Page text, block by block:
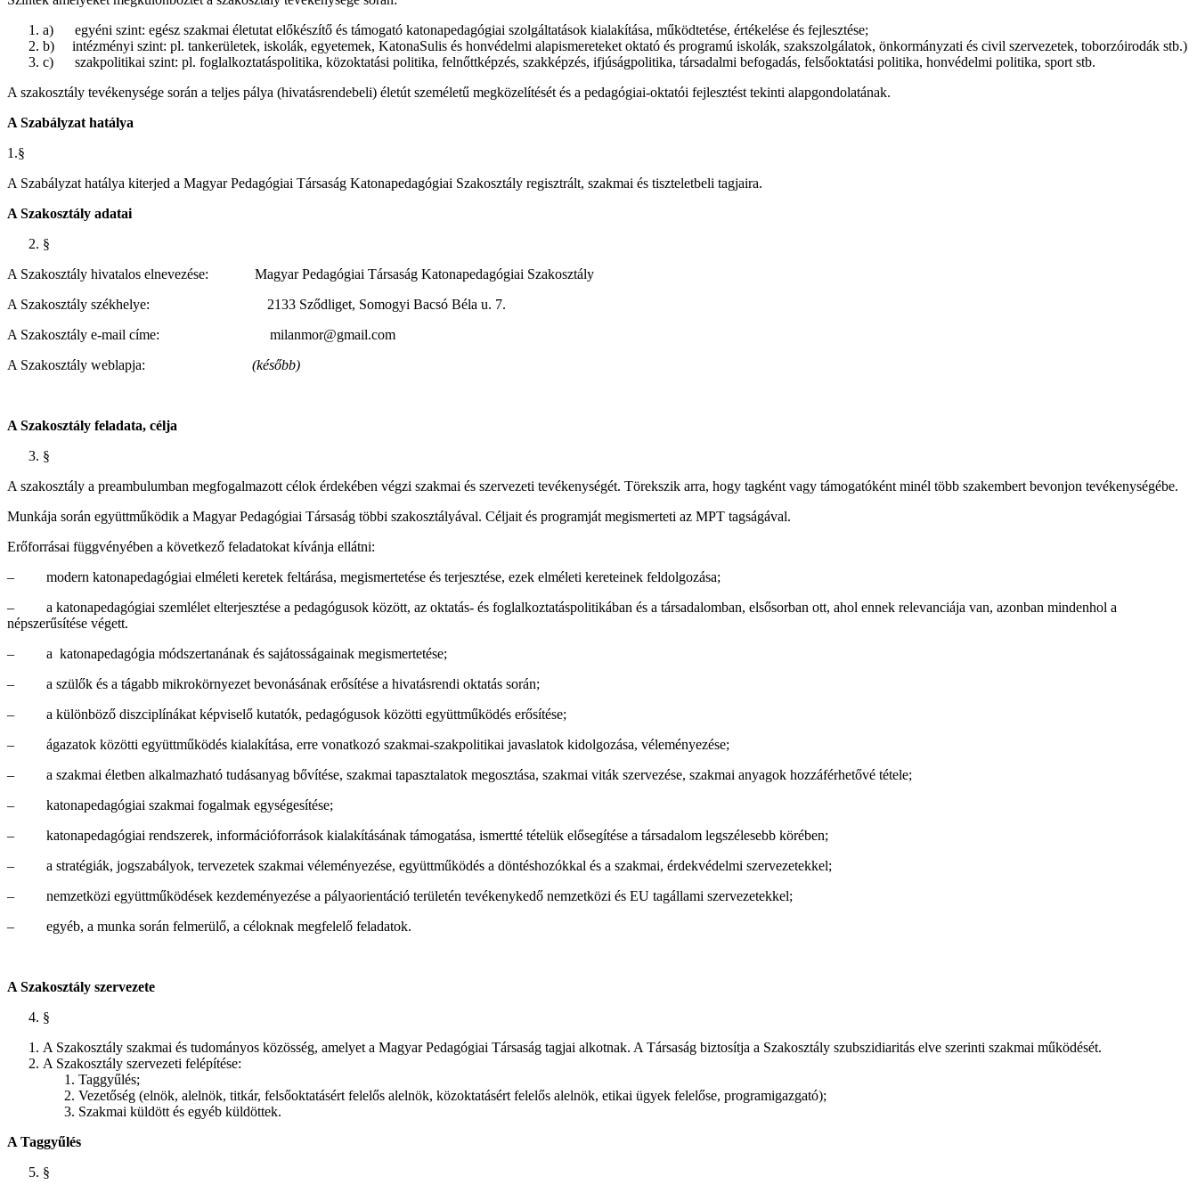
a) egyéni szint: egész szakmai életutat előkészítő és támogató katonapedagógiai szolgáltatások kialakítása, működtetése, értékelése és fejlesztése;
b) intézményi szint: pl. tankerületek, iskolák, egyetemek, KatonaSulis és honvédelmi alapismereteket oktató és programú iskolák, szakszolgálatok, önkormányzati és civil szervezetek, toborzóirodák stb.)
c) szakpolitikai szint: pl. foglalkoztatáspolitika, közoktatási politika, felnőttképzés, szakképzés, ifjúságpolitika, társadalmi befogadás, felsőoktatási politika, honvédelmi politika, sport stb.
A szakosztály tevékenysége során a teljes pálya (hivatásrendebeli) életút személetű megközelítését és a pedagógiai-oktatói fejlesztést tekinti alapgondolatának.
A Szabályzat hatálya
1.§
A Szabályzat hatálya kiterjed a Magyar Pedagógiai Társaság Katonapedagógiai Szakosztály regisztrált, szakmai és tiszteletbeli tagjaira.
A Szakosztály adatai
§
A Szakosztály hivatalos elnevezése: Magyar Pedagógiai Társaság Katonapedagógiai Szakosztály
A Szakosztály székhelye: 2133 Sződliget, Somogyi Bacsó Béla u. 7.
A Szakosztály e-mail címe: milanmor@gmail.com
A Szakosztály weblapja:
(később)
A Szakosztály feladata, célja
§
A szakosztály a preambulumban megfogalmazott célok érdekében végzi szakmai és szervezeti tevékenységét. Törekszik arra, hogy tagként vagy támogatóként minél több szakembert bevonjon tevékenységébe.
Munkája során együttműködik a Magyar Pedagógiai Társaság többi szakosztályával. Céljait és programját megismerteti az MPT tagságával.
Erőforrásai függvényében a következő feladatokat kívánja ellátni:
– modern katonapedagógiai elméleti keretek feltárása, megismertetése és terjesztése, ezek elméleti kereteinek feldolgozása;
– a katonapedagógiai szemlélet elterjesztése a pedagógusok között, az oktatás- és foglalkoztatáspolitikában és a társadalomban, elsősorban ott, ahol ennek relevanciája van, azonban mindenhol a
népszerűsítése végett.
– a katonapedagógia módszertanának és sajátosságainak megismertetése;
– a szülők és a tágabb mikrokörnyezet bevonásának erősítése a hivatásrendi oktatás során;
– a különböző diszciplínákat képviselő kutatók, pedagógusok közötti együttműködés erősítése;
– ágazatok közötti együttműködés kialakítása, erre vonatkozó szakmai-szakpolitikai javaslatok kidolgozása, véleményezése;
– a szakmai életben alkalmazható tudásanyag bővítése, szakmai tapasztalatok megosztása, szakmai viták szervezése, szakmai anyagok hozzáférhetővé tétele;
– katonapedagógiai szakmai fogalmak egységesítése;
– katonapedagógiai rendszerek, információforrások kialakításának támogatása, ismertté tételük elősegítése a társadalom legszélesebb körében;
– a stratégiák, jogszabályok, tervezetek szakmai véleményezése, együttműködés a döntéshozókkal és a szakmai, érdekvédelmi szervezetekkel;
– nemzetközi együttműködések kezdeményezése a pályaorientáció területén tevékenykedő nemzetközi és EU tagállami szervezetekkel;
– egyéb, a munka során felmerülő, a céloknak megfelelő feladatok.
A Szakosztály szervezete
§
A Szakosztály szakmai és tudományos közösség, amelyet a Magyar Pedagógiai Társaság tagjai alkotnak. A Társaság biztosítja a Szakosztály szubszidiaritás elve szerinti szakmai működését.
A Szakosztály szervezeti felépítése:
Taggyűlés;
Vezetőség (elnök, alelnök, titkár, felsőoktatásért felelős alelnök, közoktatásért felelős alelnök, etikai ügyek felelőse, programigazgató);
Szakmai küldött és egyéb küldöttek.
A Taggyűlés
§